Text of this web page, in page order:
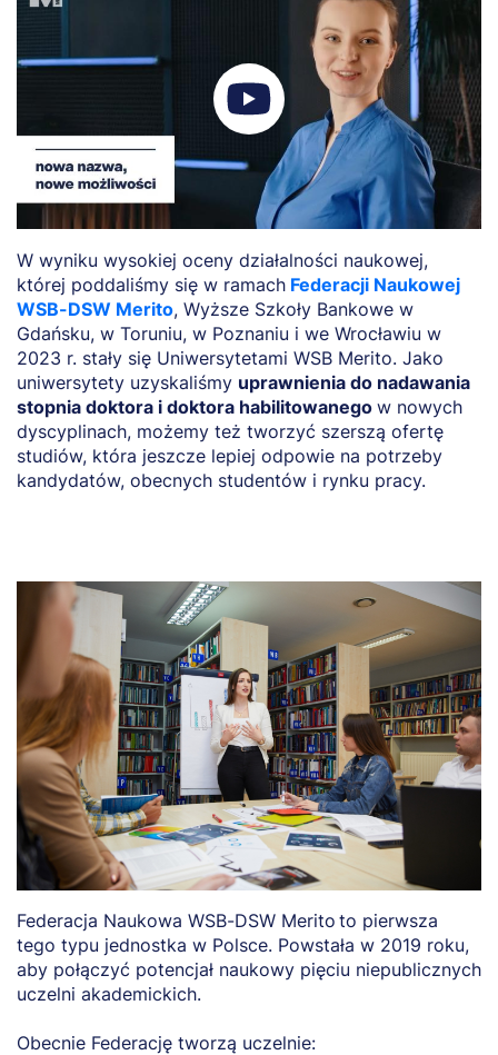
W wyniku wysokiej oceny działalności naukowej,
której poddaliśmy się w ramach Federacji Naukowej
WSB-DSW Merito, Wyższe Szkoły Bankowe w
Gdańsku, w Toruniu, w Poznaniu i we Wrocławiu w
2023 r. stały się Uniwersytetami WSB Merito. Jako
uniwersytety uzyskaliśmy uprawnienia do nadawania
stopnia doktora i doktora habilitowanego w nowych
dyscyplinach, możemy też tworzyć szerszą ofertę
studiów, która jeszcze lepiej odpowie na potrzeby
kandydatów, obecnych studentów i rynku pracy.
Federacja Naukowa WSB-DSW Merito to pierwsza
tego typu jednostka w Polsce. Powstała w 2019 roku,
aby połączyć potencjał naukowy pięciu niepublicznych
uczelni akademickich.
Obecnie Federację tworzą uczelnie: